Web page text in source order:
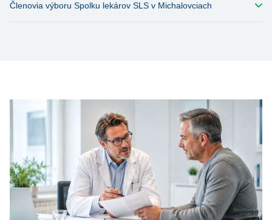
Členovia výboru Spolku lekárov SLS v Michalovciach